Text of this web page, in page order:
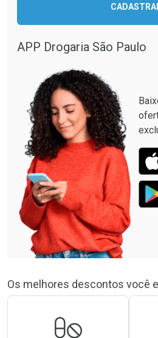
Comprar sem Desconto
Comprar sem Desconto
APP Drogaria São Paulo
Os melhores descontos você